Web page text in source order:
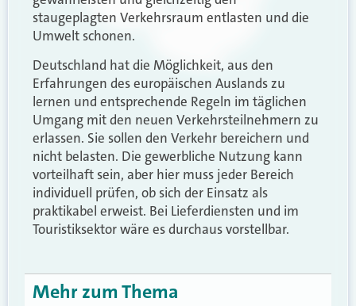
staugeplagten Verkehrsraum entlasten und die
Umwelt schonen.
Deutschland hat die Möglichkeit, aus den
Erfahrungen des europäischen Auslands zu
lernen und entsprechende Regeln im täglichen
Umgang mit den neuen Verkehrsteilnehmern zu
erlassen. Sie sollen den Verkehr bereichern und
nicht belasten. Die gewerbliche Nutzung kann
vorteilhaft sein, aber hier muss jeder Bereich
individuell prüfen, ob sich der Einsatz als
praktikabel erweist. Bei Lieferdiensten und im
Touristiksektor wäre es durchaus vorstellbar.
Mehr zum Thema